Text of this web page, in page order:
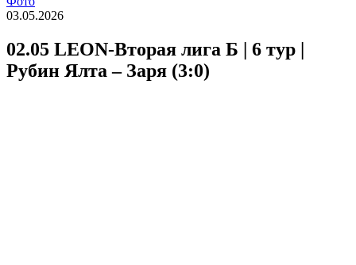
03.05.2026
02.05 LEON-Вторая лига Б | 6 тур |
Рубин Ялта – Заря (3:0)